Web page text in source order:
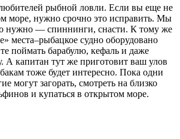
рыбной ловли. Если вы еще не
море, нужно срочно это исправить. Мы
нужно — спиннинги, снасти. К тому же
места–рыбацкое судно оборудовано
поймать барабулю, кефаль и даже
А капитан тут же приготовит ваш улов
тоже будет интересно. Пока одни
могут загорать, смотреть на близко
и купаться в открытом море.